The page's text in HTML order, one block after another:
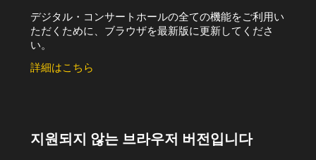
デジタル・コンサートホールの全ての機能をご利用い
ただくために、ブラウザを最新版に更新してくださ
い。
詳細はこちら
지원되지 않는 브라우저 버전입니다